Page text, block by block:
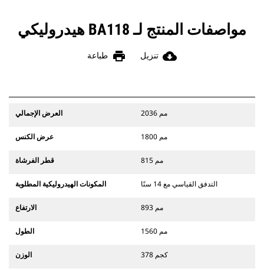
مواصفات المنتج لـ BA118 هيدروليكي
cloud_download تنزيل print طباعة
العرض الإجمالي 2036 مم
عرض الكنس 1800 مم
قطر الفرشاة 815 مم
المكونات الهيدروليكية المطلوبة التدفق القياسي مع 14 سنًا
الارتفاع 893 مم
الطول 1560 مم
الوزن 378 كجم